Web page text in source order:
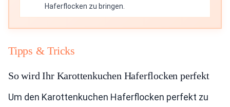
Haferflocken zu bringen.
Tipps & Tricks
So wird Ihr Karottenkuchen Haferflocken perfekt
Um den Karottenkuchen Haferflocken perfekt zu